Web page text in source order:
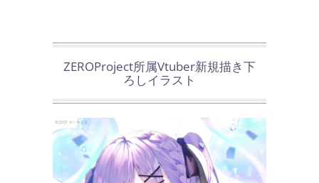
ZEROProject所属Vtuber新規描き下
ろしイラスト